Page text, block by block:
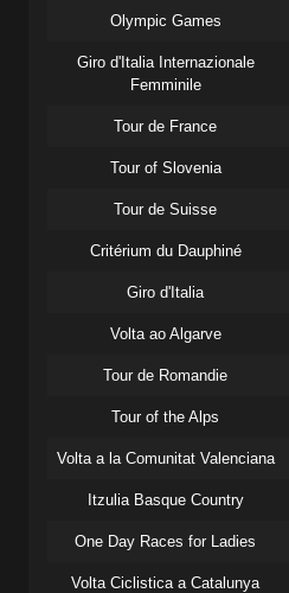
Olympic Games
Giro d'Italia Internazionale
Femminile
Tour de France
Tour of Slovenia
Tour de Suisse
Critérium du Dauphiné
Giro d'Italia
Volta ao Algarve
Tour de Romandie
Tour of the Alps
Volta a la Comunitat Valenciana
Itzulia Basque Country
One Day Races for Ladies
Volta Ciclistica a Catalunya